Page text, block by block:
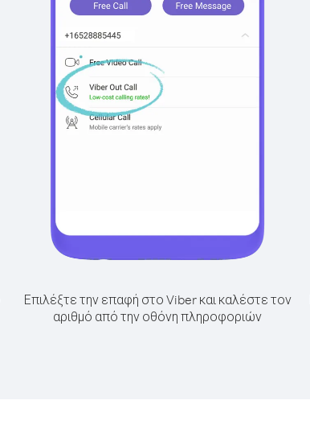
Επιλέξτε την επαφή στο Viber και καλέστε τον
αριθμό από την οθόνη πληροφοριών